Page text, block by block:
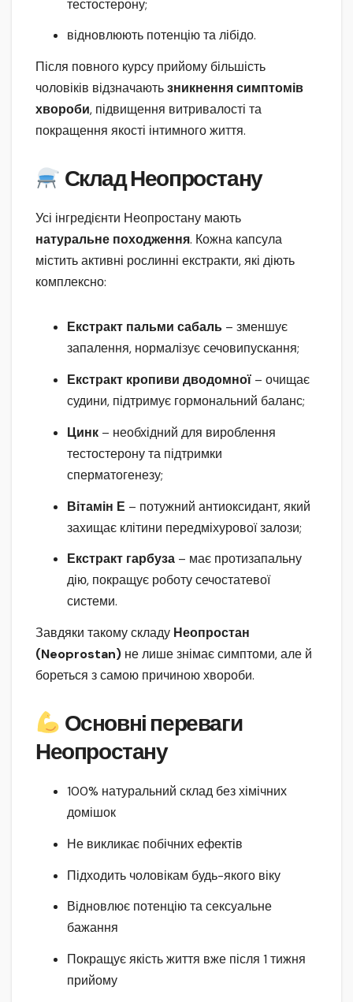
тестостерону;
відновлюють потенцію та лібідо.
Після повного курсу прийому більшість
чоловіків відзначаютьзникнення симптомів
хвороби, підвищення витривалості та
покращення якості інтимного життя.
Склад Неопростану
Усі інгредієнти Неопростану мають
натуральне походження. Кожна капсула
містить активні рослинні екстракти, які діють
комплексно:
Екстракт пальми сабаль – зменшує
запалення, нормалізує сечовипускання;
Екстракт кропиви дводомної – очищає
судини, підтримує гормональний баланс;
Цинк – необхідний для вироблення
тестостерону та підтримки
сперматогенезу;
Вітамін Е – потужний антиоксидант, який
захищає клітини передміхурової залози;
Екстракт гарбуза – має протизапальну
дію, покращує роботу сечостатевої
системи.
Завдяки такому складу Неопростан
(Neoprostan) не лише знімає симптоми, але й
бореться з самою причиною хвороби.
Основні переваги
Неопростану
100% натуральний склад без хімічних
домішок
Не викликає побічних ефектів
Підходить чоловікам будь-якого віку
Відновлює потенцію та сексуальне
бажання
Покращує якість життя вже після 1 тижня
прийому